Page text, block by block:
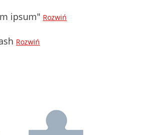
ipsum" Rozwiń
Rozwiń